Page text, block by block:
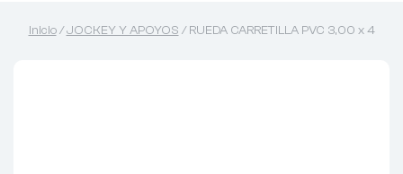
Inicio/JOCKEY Y APOYOS / RUEDA CARRETILLA PVC 3,00 x 4